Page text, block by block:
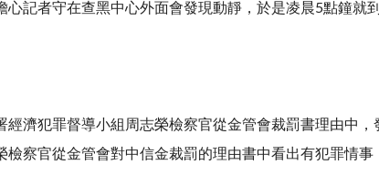
記者守在查黑中心外面會發現動靜，於是凌晨5點鐘就
濟犯罪督導小組周志榮檢察官從金管會裁罰書理由中
察官從金管會對中信金裁罰的理由書中看出有犯罪情